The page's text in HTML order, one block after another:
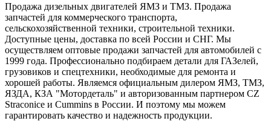
Продажа дизельных двигателей ЯМЗ и ТМЗ. Продажа
запчастей для коммерческого транспорта,
сельскохозяйственной техники, строительной техники.
Доступные цены, доставка по всей России и СНГ. Мы
осуществляем оптовые продажи запчастей для автомобилей с
1999 года. Профессионально подбираем детали для ГАЗелей,
грузовиков и спецтехники, необходимые для ремонта и
хорошей работы. Являемся официальным дилером ЯМЗ, ТМЗ,
ЯЗДА, КЗА "Мотордеталь" и авторизованным партнером CZ
Straconice и Cummins в России. И поэтому мы можем
гарантировать качество и надежность продукции.